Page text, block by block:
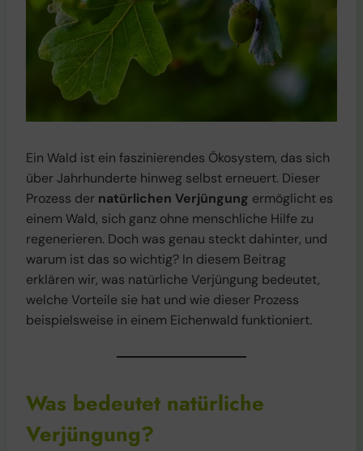
Ein Wald ist ein faszinierendes Ökosystem, das sich
über Jahrhunderte hinweg selbst erneuert. Dieser
Prozess der natürlichen Verjüngung ermöglicht es
einem Wald, sich ganz ohne menschliche Hilfe zu
regenerieren. Doch was genau steckt dahinter, und
warum ist das so wichtig? In diesem Beitrag
erklären wir, was natürliche Verjüngung bedeutet,
welche Vorteile sie hat und wie dieser Prozess
beispielsweise in einem Eichenwald funktioniert.
Was bedeutet natürliche
Verjüngung?